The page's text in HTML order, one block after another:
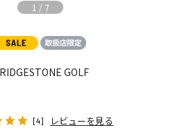
1 / 7
GOLF
[4] レビューを見る